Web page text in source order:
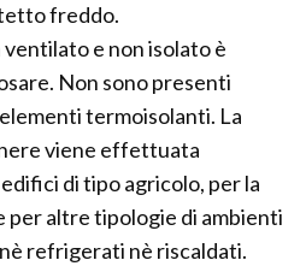
freddo.
e non isolato è
Non sono presenti
termoisolanti. La
viene effettuata
di tipo agricolo, per la
per altre tipologie di ambienti
refrigerati nè riscaldati.